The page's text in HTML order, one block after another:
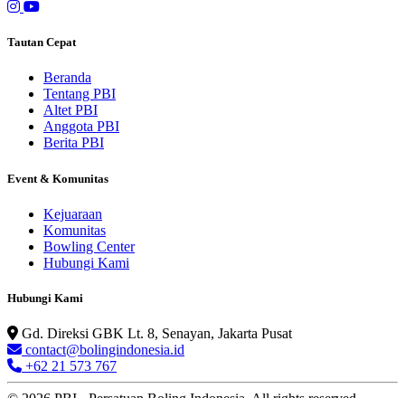
Tautan Cepat
Beranda
Tentang PBI
Altet PBI
Anggota PBI
Berita PBI
Event & Komunitas
Kejuaraan
Komunitas
Bowling Center
Hubungi Kami
Hubungi Kami
Gd. Direksi GBK Lt. 8, Senayan, Jakarta Pusat
contact@bolingindonesia.id
+62 21 573 767